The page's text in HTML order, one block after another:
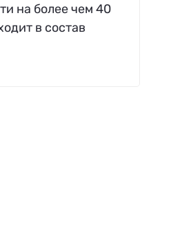
на более чем 40
в состав